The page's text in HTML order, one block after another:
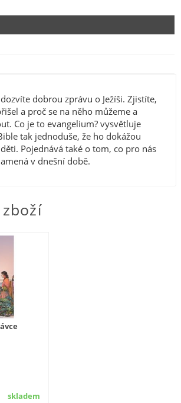
dobrou zprávu o Ježíši. Zjistíte,
a proč se na něho můžeme a
Co je to evangelium? vysvětluje
tak jednoduše, že ho dokážou
Pojednává také o tom, co pro nás
v dnešní době.
skladem